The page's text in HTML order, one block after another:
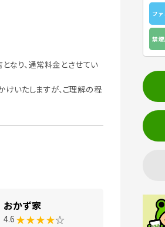
なり、通常料金とさせてい
いたしますが、ご理解の程
おかず家
4.6 ★★★★☆
フ
禁